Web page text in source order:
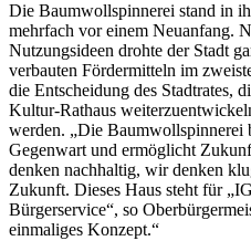
Die Baumwollspinnerei stand in
mehrfach vor einem Neuanfang.
Nutzungsideen drohte der Stadt
verbauten Fördermitteln im
die Entscheidung des Stadtrates,
Kultur-Rathaus
werden. „Die Baumwollspinnerei
Gegenwart und ermöglicht
denken nachhaltig, wir denken
Zukunft. Dieses Haus steht für
Bürgerservice“, so
einmaliges Konzept.“